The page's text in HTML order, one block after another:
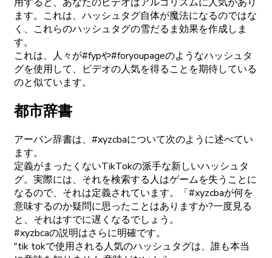
用すると、あなたのビデオはアルゴリズムに人気があり
ます。これは、ハッシュタグ自体が魔法になるのではな
く、これらのハッシュタグの雪だるま効果を作成しま
す。
これは、人々が#fypや#foryoupageのようなハッシュタ
グを使用して、ビデオの人気を得ることを期待している
のと似ています。
都市辞書
アーバン辞書は、#xyzcbaについて次のように述べてい
ます。
定義がまったくないTikTokの派手な新しいハッシュタ
グ。実際には、それを検索する人はゲームを失うことに
なるので、それは定義されています。「#xyzcbaが何を
意味するのか疑問に思ったことはありますか?一度見る
と、それはすでに遅くなるでしょう。
#xyzbcaの説明はさらに明確です。
"tik tokで使用される人気のハッシュタグは、誰も本当